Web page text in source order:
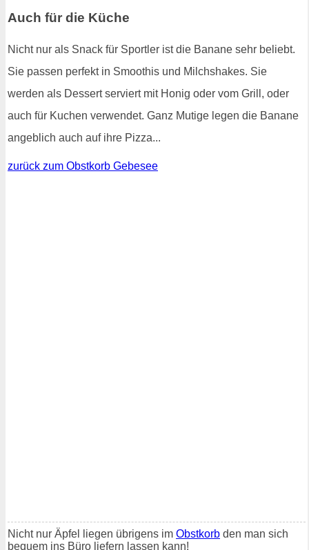
Auch für die Küche
Nicht nur als Snack für Sportler ist die Banane sehr beliebt.
Sie passen perfekt in Smoothis und Milchshakes. Sie
werden als Dessert serviert mit Honig oder vom Grill, oder
auch für Kuchen verwendet. Ganz Mutige legen die Banane
angeblich auch auf ihre Pizza...
zurück zum Obstkorb Gebesee
Nicht nur Äpfel liegen übrigens im Obstkorb den man sich
bequem ins Büro liefern lassen kann!